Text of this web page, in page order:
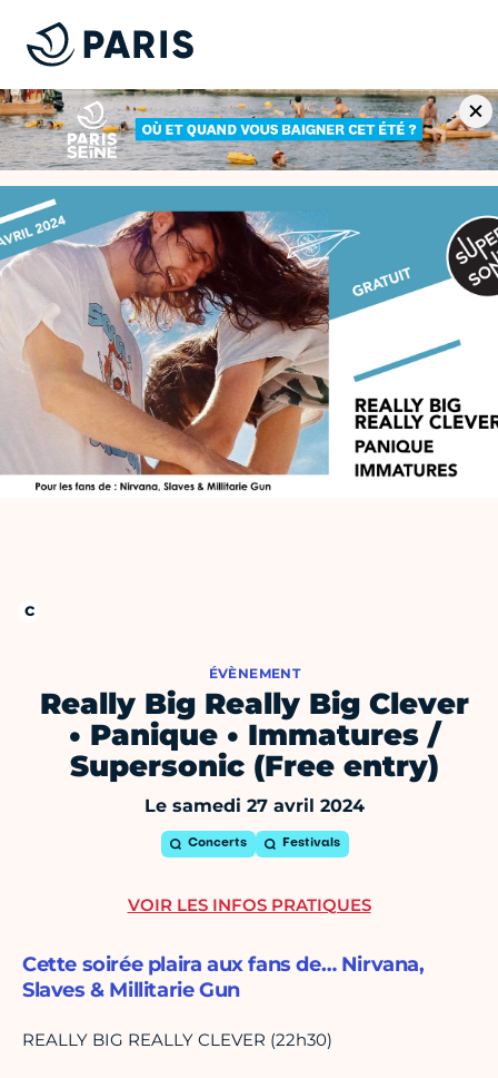
ÉVÈNEMENT
Really Big Really Big Clever
• Panique • Immatures /
Supersonic (Free entry)
Le samedi 27 avril 2024
Concerts Festivals
Cette soirée plaira aux fans de… Nirvana,
Slaves & Millitarie Gun
REALLY BIG REALLY CLEVER (22h30)
VOIR LES INFOS PRATIQUES